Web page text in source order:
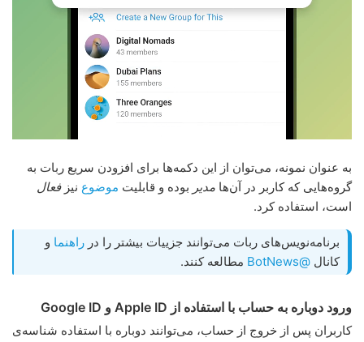
به عنوان نمونه، می‌توان از این دکمه‌ها برای افزودن سریع ربات به
گروه‌هایی که کاربر در آن‌ها مدیر بوده و قابلیت موضوع نیزفعال
است، استفاده کرد.
برنامه‌نویس‌های ربات می‌توانند جزییات بیشتر را در راهنما و
کانال @BotNews مطالعه کنند.
ورود دوباره به حساب با استفاده از Apple ID و Google ID
کاربران پس از خروج از حساب، می‌توانند دوباره با استفاده شناسه‌ی